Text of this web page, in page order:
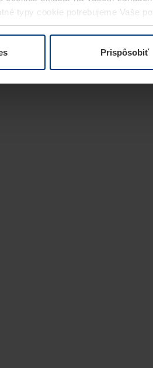
typy cookie potrebujeme Vaše
na stránkeVyhlásenie o
Prispôsobiť